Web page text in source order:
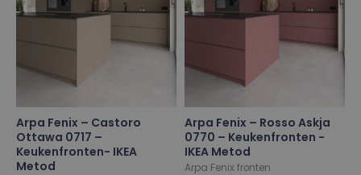
Arpa Fenix – Castoro
Ottawa 0717 –
Keukenfronten- IKEA
Metod
Arpa Fenix – Rosso Askja
0770 – Keukenfronten -
IKEA Metod
Arpa Fenix fronten